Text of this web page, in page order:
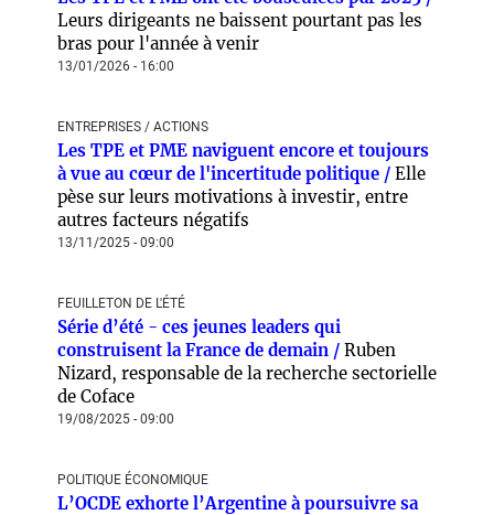
Leurs dirigeants ne baissent pourtant pas les
bras pour l'année à venir
13/01/2026 - 16:00
ENTREPRISES / ACTIONS
Les TPE et PME naviguent encore et toujours
à vue au cœur de l'incertitude politique / Elle
pèse sur leurs motivations à investir, entre
autres facteurs négatifs
13/11/2025 - 09:00
FEUILLETON DE L'ÉTÉ
Série d’été - ces jeunes leaders qui
construisent la France de demain / Ruben
Nizard, responsable de la recherche sectorielle
de Coface
19/08/2025 - 09:00
POLITIQUE ÉCONOMIQUE
L’OCDE exhorte l’Argentine à poursuivre sa